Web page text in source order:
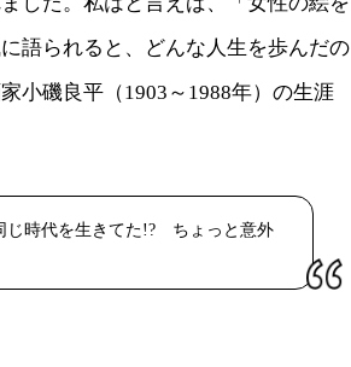
語られると、どんな人生を歩んだの
小磯良平（1903～1988年）の生涯
じ時代を生きてた!? ちょっと意外